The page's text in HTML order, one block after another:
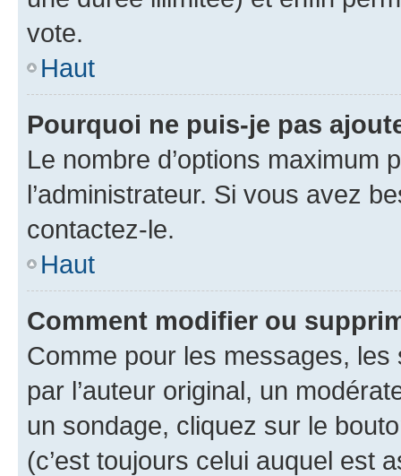
vote.
Haut
Pourquoi ne puis-je pas
Le nombre d’options maximum
l’administrateur. Si vous avez
contactez-le.
Haut
Comment modifier ou
Comme pour les messages,
par l’auteur original, un
un sondage, cliquez sur le
(c’est toujours celui auquel est